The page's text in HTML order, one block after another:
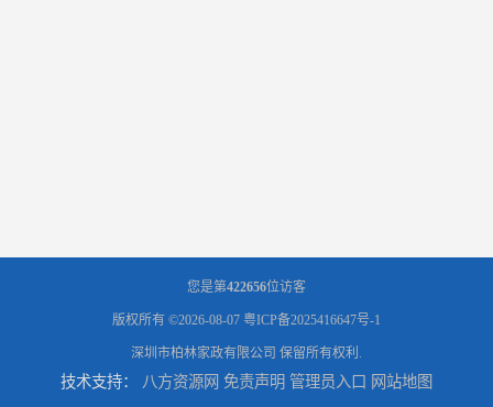
您是第422656位访客
版权所有 ©2026-08-07 粤ICP备2025416647号-1
深圳市柏林家政有限公司 保留所有权利.
技术支持： 八方资源网 免责声明 管理员入口 网站地图